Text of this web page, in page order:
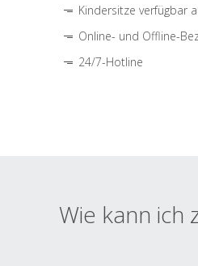
Kindersitze verfügbar
Online- und Offline-
24/7-Hotline
Wie kann ich